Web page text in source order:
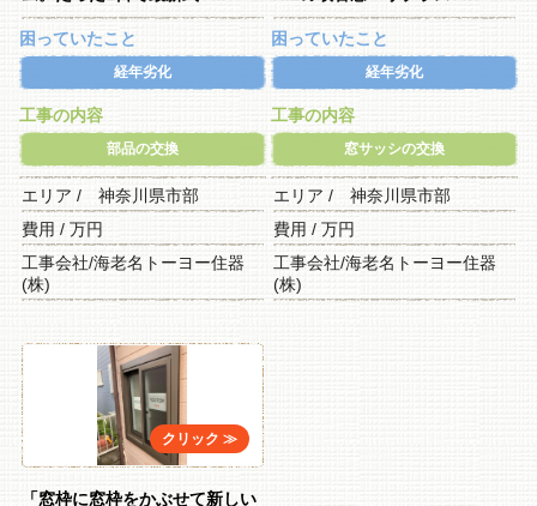
困っていたこと
経年劣化
工事の内容
部品の交換
エリア / 神奈川県市部
費用 / 万円
工事会社/海老名トーヨー住器
(株)
困っていたこと
経年劣化
工事の内容
窓サッシの交換
エリア / 神奈川県市部
費用 / 万円
工事会社/海老名トーヨー住器
(株)
「窓枠に窓枠をかぶせて新しい